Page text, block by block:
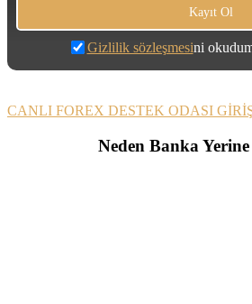
Gizlilik sözleşmesini
CANLI FOREX DESTEK ODASI
Neden Banka